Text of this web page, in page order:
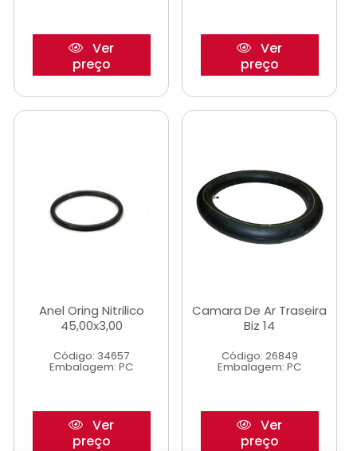
Ver
preço
Ver
preço
Anel Oring Nitrilico
45,00x3,00
Código: 34657
Embalagem: PC
Ver
preço
Camara De Ar Traseira
Biz 14
Código: 26849
Embalagem: PC
Ver
preço